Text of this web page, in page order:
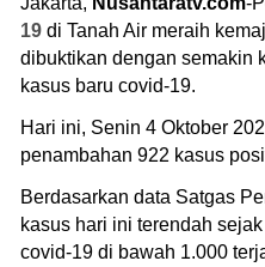
19 di Tanah Air meraih
dibuktikan dengan semakin
kasus baru covid-19.
Hari ini, Senin 4 Oktober
penambahan 922 kasus
Berdasarkan data Satgas
kasus hari ini terendah
covid-19 di bawah 1.000